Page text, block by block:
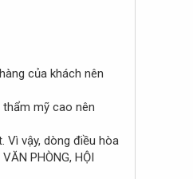
của khách nên
thẩm mỹ cao nên
Vì vậy, dòng điều hòa
PHÒNG, HỘI